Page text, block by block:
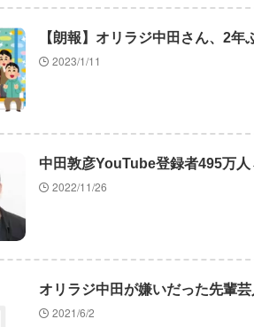
【朗報】オリラジ中田さん、2
2023/1/11
中田敦彦YouTube登録者495万
2022/11/26
オリラジ中田が嫌いだった先輩
2021/6/2